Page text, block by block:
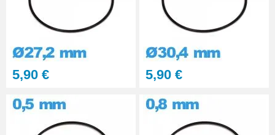
5,90 € 5,90 €